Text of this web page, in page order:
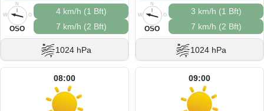
N
O
S
W
OSO
4 km/h (1 Bft)
7 km/h (2 Bft)
1024 hPa
N
O
S
W
OSO
3 km/h (1 Bft)
7 km/h (2 Bft)
1024 hPa
08:00 09:00